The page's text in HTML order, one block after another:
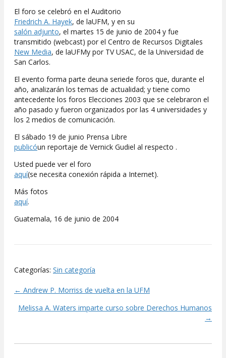
El foro se celebró en el Auditorio
Friedrich A. Hayek, de laUFM, y en su
salón adjunto, el martes 15 de junio de 2004 y fue
transmitido (webcast) por el Centro de Recursos Digitales
New Media, de laUFMy por TV USAC, de la Universidad de
San Carlos.
El evento forma parte deuna seriede foros que, durante el
año, analizarán los temas de actualidad; y tiene como
antecedente los foros Elecciones 2003 que se celebraron el
año pasado y fueron organizados por las 4 universidades y
los 2 medios de comunicación.
El sábado 19 de junio Prensa Libre
publicóun reportaje de Vernick Gudiel al respecto .
Usted puede ver el foro
aquí(se necesita conexión rápida a Internet).
Más fotos
aquí.
Guatemala, 16 de junio de 2004
Categorías: Sin categoría
Posts
navigation
← Andrew P. Morriss de vuelta en la UFM
Melissa A. Waters imparte curso sobre Derechos Humanos
→